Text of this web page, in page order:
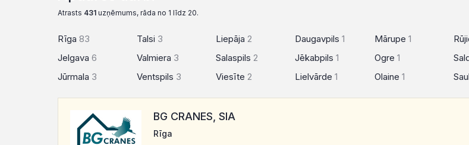
Atrasts 431 uzņēmums, rāda no 1 līdz 20.
Rīga 83
Jelgava 6
Jūrmala 3
Talsi 3
Valmiera 3
Ventspils 3
Liepāja2
Salaspils2
Viesīte2
Daugavpils1
Jēkabpils1
Lielvārde1
Mārupe 1
Ogre 1
Olaine 1
BG CRANES, SIA
Rīga